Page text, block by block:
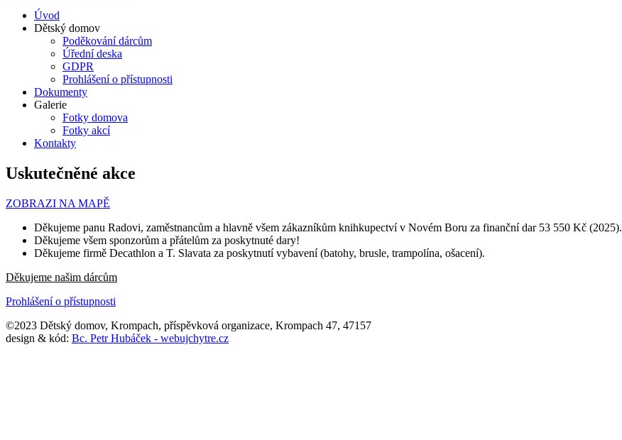
Úvod
Dětský domov
Poděkování dárcům
Úřední deska
GDPR
Prohlášení o přístupnosti
Dokumenty
Galerie
Fotky domova
Fotky akcí
Kontakty
Uskutečněné akce
ZOBRAZI NA MAPĚ
Děkujeme panu Radovi, zaměstnancům a hlavně všem zákazníkům knihkupectví v Novém Boru za finanční dar 53 550 Kč (2025).
Děkujeme všem sponzorům a přátelům za poskytnuté dary!
Děkujeme firmě Decathlon a T. Slavata za poskytnutí vybavení (batohy, brusle, trampolína, ošacení).
Děkujeme našim dárcům
Prohlášení o přístupnosti
©2023 Dětský domov, Krompach, příspěvková organizace, Krompach 47, 47157
design & kód: Bc. Petr Hubáček - webujchytre.cz